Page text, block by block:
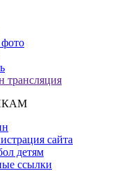
трансляция
сайта
детям
ссылки